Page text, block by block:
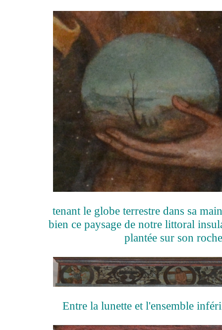
tenant le globe terrestre dans sa
bien ce paysage de notre littoral
plantée sur son
Entre la lunette et l'ensemble